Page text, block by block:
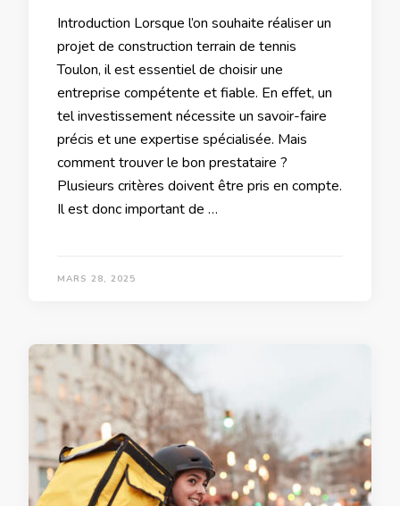
Introduction Lorsque l’on souhaite réaliser un
projet de construction terrain de tennis
Toulon, il est essentiel de choisir une
entreprise compétente et fiable. En effet, un
tel investissement nécessite un savoir-faire
précis et une expertise spécialisée. Mais
comment trouver le bon prestataire ?
Plusieurs critères doivent être pris en compte.
Il est donc important de …
MARS 28, 2025